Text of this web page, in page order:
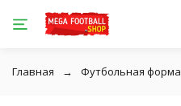
Главная Футбольная форма